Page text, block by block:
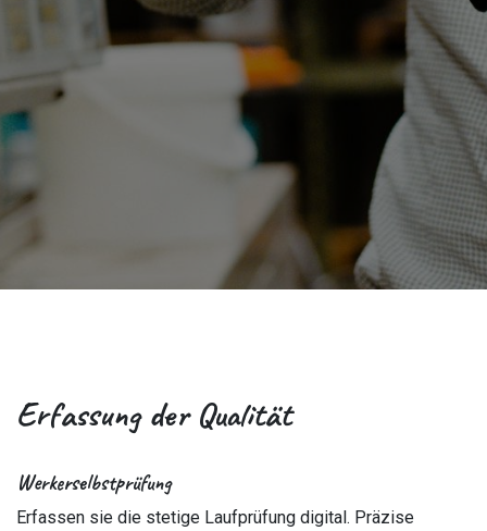
Erfassung der Qualität
Werkerselbstprüfung
Erfassen sie die stetige Laufprüfung digital. Präzise